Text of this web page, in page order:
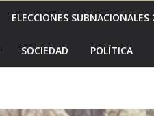
ELECCIONES SUBNACIONALES
SOCIEDAD POLÍTICA